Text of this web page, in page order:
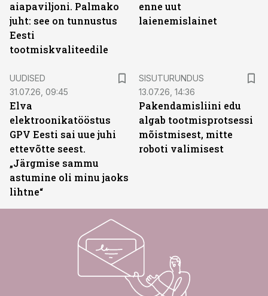
aiapaviljoni. Palmako
juht: see on tunnustus
Eesti
tootmiskvaliteedile
enne uut
laienemislainet
UUDISED
31.07.26, 09:45
Elva
elektroonikatööstus
GPV Eesti sai uue juhi
ettevõtte seest.
„Järgmise sammu
astumine oli minu jaoks
lihtne“
SISUTURUNDUS
13.07.26, 14:36
Pakendamisliini edu
algab tootmisprotsessi
mõistmisest, mitte
roboti valimisest